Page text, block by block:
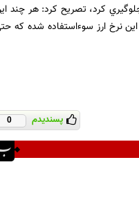
كرد، تصريح كرد: هر چند
نرخ ارز سوءاستفاده شده كه
پسندیدم 0